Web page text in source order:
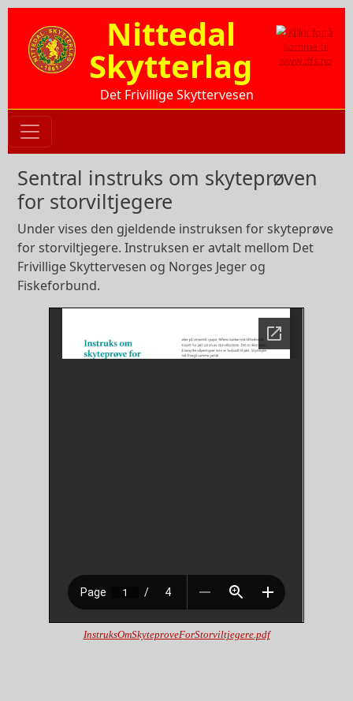
Hopp til hovedinnhold
Nittedal
Skytterlag
Det Frivillige Skyttervesen
Sentral instruks om skyteprøven
for storviltjegere
Under vises den gjeldende instruksen for skyteprøve
for storviltjegere. Instruksen er avtalt mellom Det
Frivillige Skyttervesen og Norges Jeger og
Fiskeforbund.
InstruksOmSkyteproveForStorviltjegere.pdf